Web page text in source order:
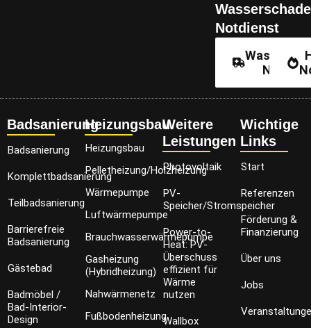
Notdienst
Badsanierung
Badsanierung
Komplettbadsanierung
Teilbadsanierung
Barrierefreie
Badsanierung
Gästebad
Badmöbel /
Bad-Interior-
Design
Heizungsbau
Heizungsbau
Pelletheizung/Holzheizung
Wärmepumpe
Luftwärmepumpe
Brauchwasserwärmepumpe
Gasheizung
(Hybridheizung)
Nahwärmenetz
Fußbodenheizung
Weitere
Leistungen
Photovoltaik
PV-
Speicher/Stromspeicher
Power-to-
Heat: PV-
Überschuss
effizient für
Wärme
nutzen
Wallbox
Wichtige
Links
Start
Referenzen
Förderung &
Finanzierung
Über uns
Jobs